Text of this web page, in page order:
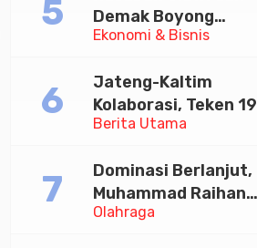
serta UMKM Lokal
Ekonomi & Bisnis
Demak Boyong
Toyota Innova Zenix
Tabungan Bima Bank
Jateng
Berita Utama
Jateng-Kaltim
Kolaborasi, Teken 19
Kerja Sama Ekonomi
Olahraga
Dominasi Berlanjut,
Muhammad Raihan
Fadila Sabet Emas